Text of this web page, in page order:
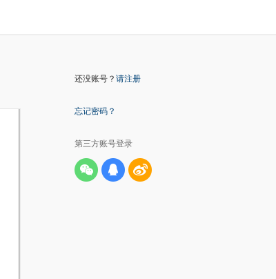
还没账号？ 请注册
忘记密码？
第三方账号登录